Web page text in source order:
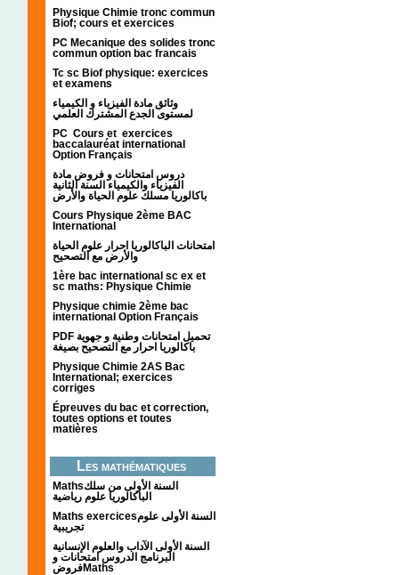
Physique Chimie tronc commun
Biof; cours et exercices
PC Mecanique des solides tronc
commun option bac francais
Tc sc Biof physique: exercices
et examens
وثائق مادة الفيزياء و الكيمياء
PC Cours et exercices
baccalauréat international
Option Français
دروس امتحانات و فروض مادة
الفيزياء والكيمياء السنة الثانية
باكالوريا مسلك علوم الحياة والأرض
Cours Physique 2ème BAC
International
امتحانات الباكالوريا احرار علوم الحياة
والأرض مع التصحيح
1ère bac international sc ex et
sc maths: Physique Chimie
Physique chimie 2ème bac
international Option Français
PDF تحميل امتحانات وطنية و جهوية
باكالوريا احرار مع التصحيح بصيغة
Physique Chimie 2AS Bac
International; exercices
corriges
Épreuves du bac et correction,
toutes options et toutes
matières
Les mathématiques
Mathsالسنة الأولى من سلك
الباكالوريا علوم رياضية
Maths exercicesالسنة الأولى علوم
تجريبية
السنة الأولى الآداب والعلوم الإنسانية
البرنامج الدروس امتحانات و
فروضMaths